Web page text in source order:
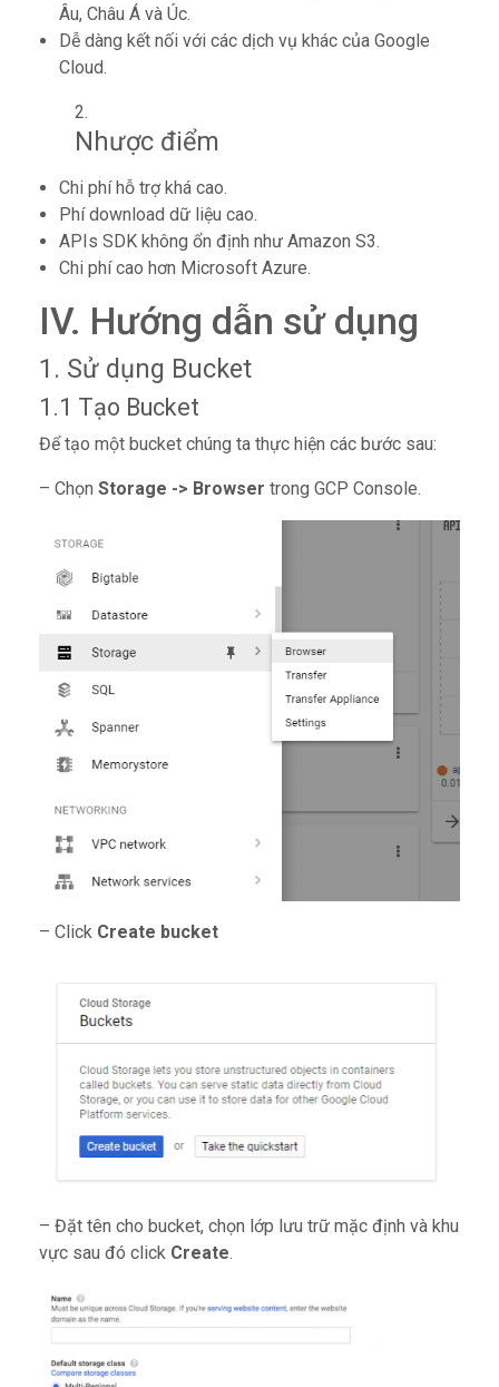
Âu, Châu Á và Úc.
Dễ dàng kết nối với các dịch vụ khác của Google
Cloud.
Nhược điểm
Chi phí hỗ trợ khá cao.
Phí download dữ liệu cao.
APIs SDK không ổn định như Amazon S3.
Chi phí cao hơn Microsoft Azure.
IV. Hướng dẫn sử dụng
1. Sử dụng Bucket
1.1 Tạo Bucket
Để tạo một bucket chúng ta thực hiện các bước sau:
– Chọn Storage -> Browser trong GCP Console.
– Click Create bucket
– Đặt tên cho bucket, chọn lớp lưu trữ mặc định và khu
vực sau đó click Create.